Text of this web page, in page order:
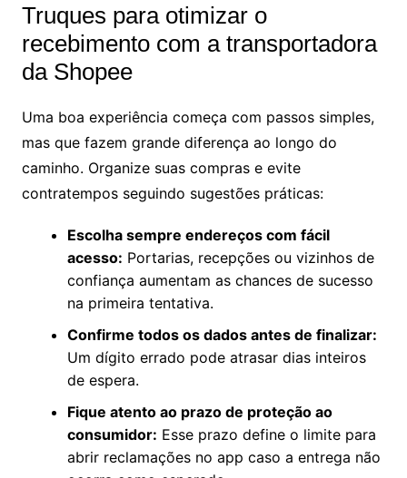
Truques para otimizar o
recebimento com a transportadora
da Shopee
Uma boa experiência começa com passos simples,
mas que fazem grande diferença ao longo do
caminho. Organize suas compras e evite
contratempos seguindo sugestões práticas:
Escolha sempre endereços com fácil
acesso: Portarias, recepções ou vizinhos de
confiança aumentam as chances de sucesso
na primeira tentativa.
Confirme todos os dados antes de finalizar:
Um dígito errado pode atrasar dias inteiros
de espera.
Fique atento ao prazo de proteção ao
consumidor: Esse prazo define o limite para
abrir reclamações no app caso a entrega não